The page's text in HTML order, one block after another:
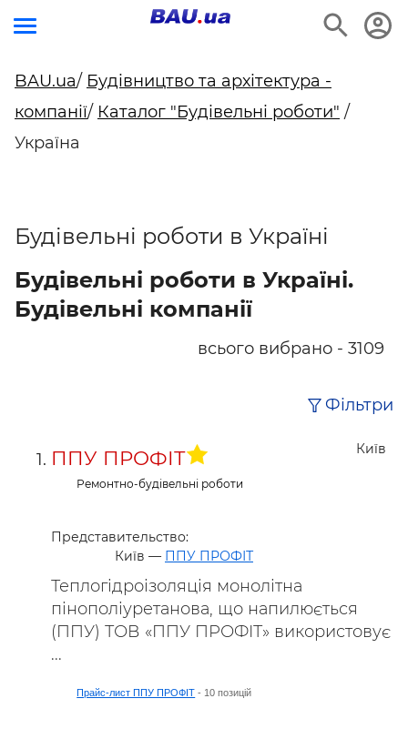
BAU.ua/ Будівництво та архітектура -
компанії/ Каталог "Будівельні роботи" /
Україна
Будівельні роботи в Україні
Будівельні роботи в Україні.
Будівельні компанії
всього вибрано - 3109
Фільтри
Київ
ППУ ПРОФІТ
Ремонтно-будівельні роботи
Представительствo:
Київ — ППУ ПРОФІТ
Теплогідроізоляція монолітна
пінополіуретанова, що напилюється
(ППУ) ТОВ «ППУ ПРОФІТ» використовує
...
Прайс-лист ППУ ПРОФІТ - 10 позицій